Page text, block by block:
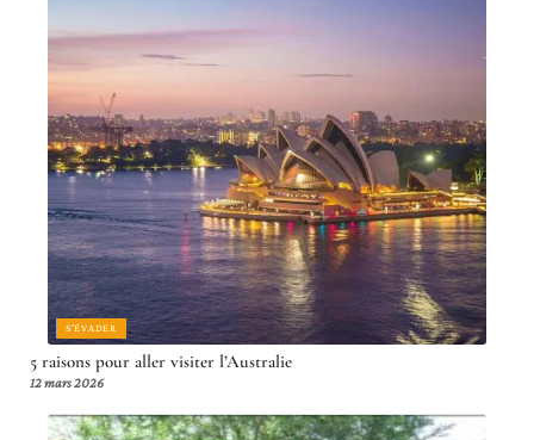
S'ÉVADER
5 raisons pour aller visiter l’Australie
12 mars 2026